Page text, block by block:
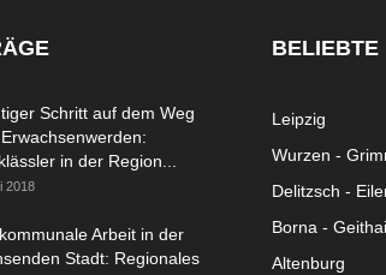
Schritt auf dem Weg
in der Region...
2018
Arbeit in der
Stadt: Regionales
BELIEBTE
Leipzig
Wurzen -
Delitzsch -
Borna -
Altenburg